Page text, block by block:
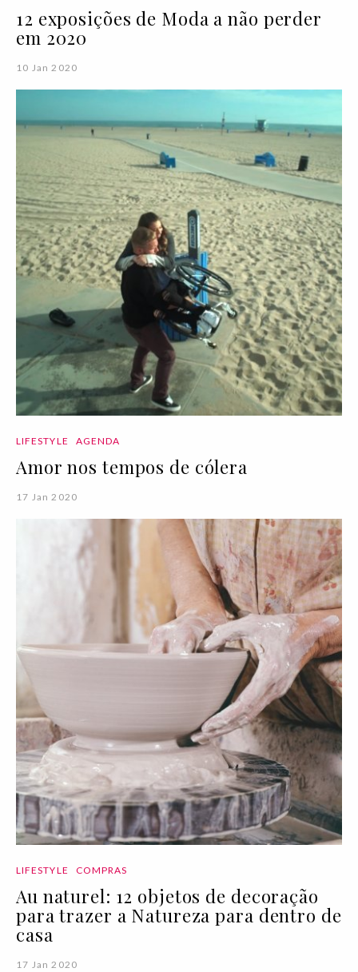
12 exposições de Moda a não perder
em 2020
10 Jan 2020
LIFESTYLE AGENDA
Amor nos tempos de cólera
17 Jan 2020
LIFESTYLE COMPRAS
Au naturel: 12 objetos de decoração
para trazer a Natureza para dentro de
casa
17 Jan 2020